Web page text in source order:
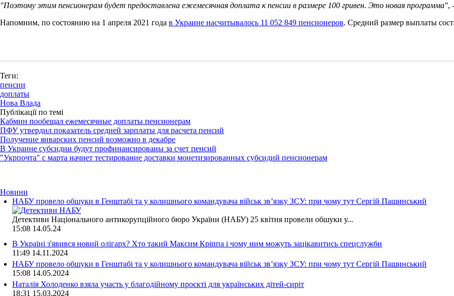
"Поэтому этим пенсионерам будет предоставлена ежемесячная доплата к пенсии в размере 100 гривен. Это новая программа",
Напомним, по состоянию на 1 апреля 2021 года в Украине насчитывалось 11 052 849 пенсионеров. Средний размер выплаты
Теги:
пенсии
доплаты
Нова Влада
Публікації по темі
Кабмин пообещал ежемесячные доплаты пенсионерам
ПФУ утвердил показатель средней зарплаты для расчета пенсий
Получение январских пенсий возможно в декабре
В Украине субсидии будут профинансированы за счет пенсий
"Укрпочта" с марта начнет тестирование доставки монетизированных субсидий пенсионерам
Новини
НАБУ провело обшуки в Генштабі та у колишнього командувача військ зв’язку ЗСУ: при чому тут Сергій Пашинський
Детективи Національного антикорупційного бюро України (НАБУ) 25 квітня провели обшуки у...
15:08 14.05.24
В Україні з'явився новий олігарх? Хто такий Максим Кріппа і чому ним можуть зацікавитись спецслужби
11:49 14.11.2024
НАБУ провело обшуки в Генштабі та у колишнього командувача військ зв’язку ЗСУ: при чому тут Сергій Пашинський
15:08 14.05.2024
Наталія Холоденко взяла участь у благодійному проєкті для українських дітей-сиріт
18:31 15.03.2024